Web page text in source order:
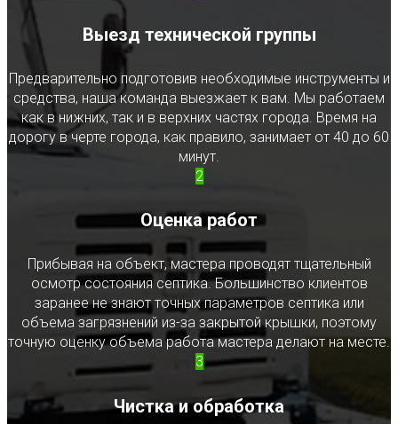
Выезд технической группы
Предварительно подготовив необходимые инструменты и
средства, наша команда выезжает к вам. Мы работаем
как в нижних, так и в верхних частях города. Время на
дорогу в черте города, как правило, занимает от 40 до 60
минут.
2
Оценка работ
Прибывая на объект, мастера проводят тщательный
осмотр состояния септика. Большинство клиентов
заранее не знают точных параметров септика или
объема загрязнений из-за закрытой крышки, поэтому
точную оценку объема работа мастера делают на месте.
3
Чистка и обработка